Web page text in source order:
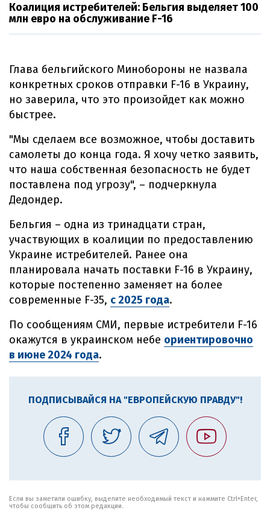
Коалиция истребителей: Бельгия выделяет 100
млн евро на обслуживание F-16
Глава бельгийского Минобороны не назвала
конкретных сроков отправки F-16 в Украину,
но заверила, что это произойдет как можно
быстрее.
"Мы сделаем все возможное, чтобы доставить
самолеты до конца года. Я хочу четко заявить,
что наша собственная безопасность не будет
поставлена под угрозу", – подчеркнула
Дедондер.
Бельгия – одна из тринадцати стран,
участвующих в коалиции по предоставлению
Украине истребителей. Ранее она
планировала начать поставки F-16 в Украину,
которые постепенно заменяет на более
современные F-35, с 2025 года.
По сообщениям СМИ, первые истребители F-16
окажутся в украинском небе ориентировочно
в июне 2024 года.
ПОДПИСЫВАЙСЯ НА "ЕВРОПЕЙСКУЮ ПРАВДУ"!
Если вы заметили ошибку, выделите необходимый текст и нажмите Ctrl+Enter,
чтобы сообщить об этом редакции.